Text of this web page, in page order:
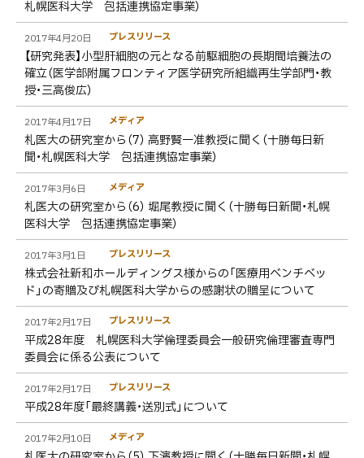
札幌医科大学 包括連携協定事業）
2017年4月20日 プレスリリース
【研究発表】小型肝細胞の元となる前駆細胞の長期間培養法の
確立（医学部附属フロンティア医学研究所組織再生学部門・教
授・三高俊広）
2017年4月17日 メディア
札医大の研究室から（7） 高野賢一准教授に聞く（十勝毎日新
聞・札幌医科大学 包括連携協定事業）
2017年3月6日 メディア
札医大の研究室から（6） 堀尾教授に聞く（十勝毎日新聞・札幌
医科大学 包括連携協定事業）
2017年3月1日 プレスリリース
株式会社新和ホールディングス様からの「医療用ベンチベッ
ド」の寄贈及び札幌医科大学からの感謝状の贈呈について
2017年2月17日 プレスリリース
平成28年度 札幌医科大学倫理委員会一般研究倫理審査専門
委員会に係る公表について
2017年2月17日 プレスリリース
平成28年度「最終講義・送別式」について
2017年2月10日 メディア